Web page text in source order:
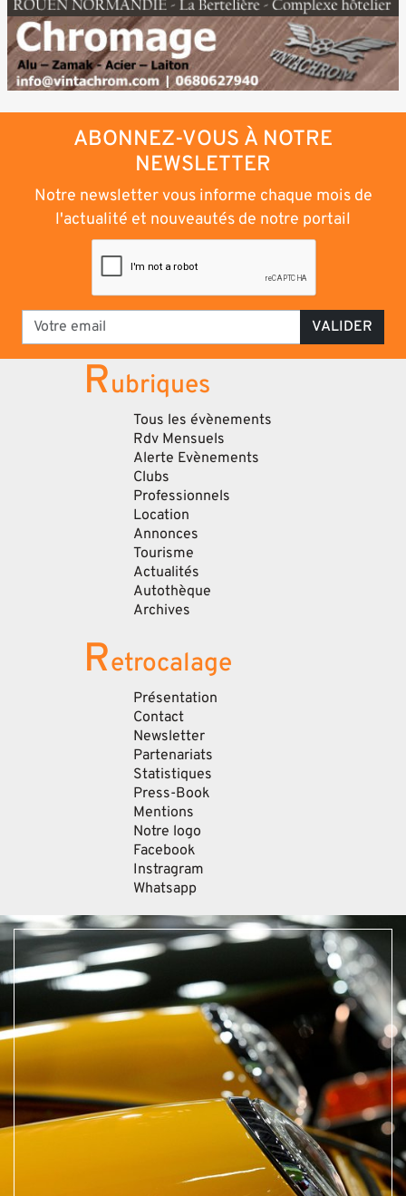
ABONNEZ-VOUS À NOTRE
NEWSLETTER
Notre newsletter vous informe chaque mois de
l'actualité et nouveautés de notre portail
VALIDER
Rubriques
Tous les évènements
Rdv Mensuels
Alerte Evènements
Clubs
Professionnels
Location
Annonces
Tourisme
Actualités
Autothèque
Archives
Retrocalage
Présentation
Contact
Newsletter
Partenariats
Statistiques
Press-Book
Mentions
Notre logo
Facebook
Instragram
Whatsapp